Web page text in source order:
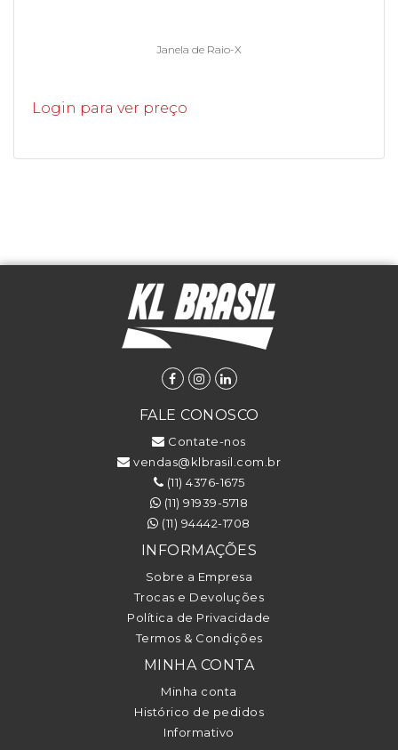
Janela de Raio-X
Login para ver preço
FALE CONOSCO
Contate-nos
vendas@klbrasil.com.br
(11) 4376-1675
(11) 91939-5718
(11) 94442-1708
INFORMAÇÕES
Sobre a Empresa
Trocas e Devoluções
Política de Privacidade
Termos & Condições
MINHA CONTA
Minha conta
Histórico de pedidos
Informativo